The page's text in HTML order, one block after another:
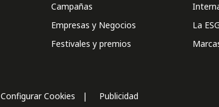
Campañas
Empresas y Negocios
Festivales y premios
La
Configurar Cookies
Publicidad